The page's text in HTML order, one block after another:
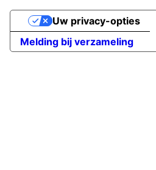
Melding bij verzameling
Uw privacy-opties